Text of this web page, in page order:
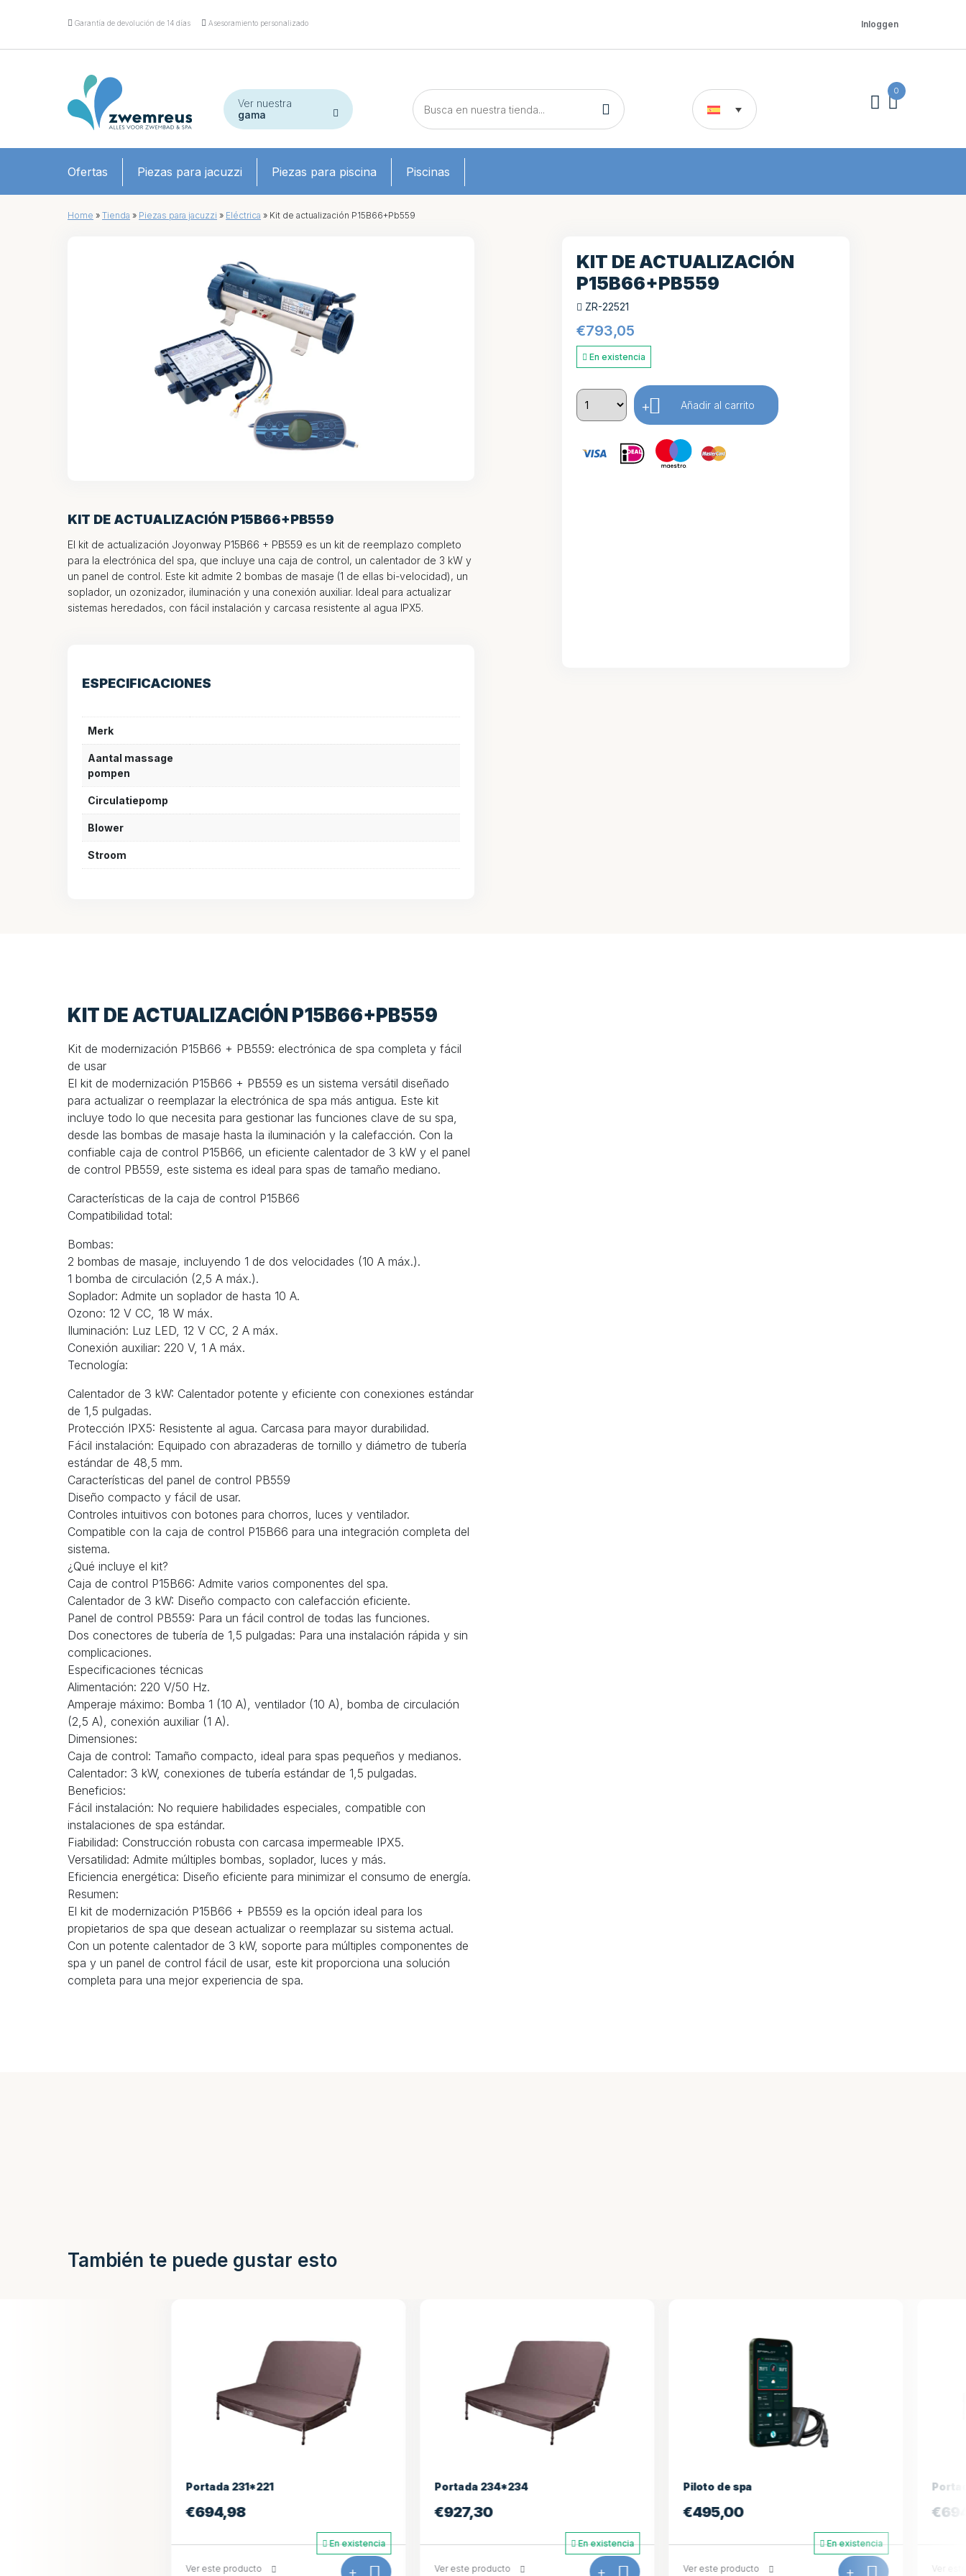
Garantía de devolución de 14 días Asesoramiento personalizado Inloggen
Ver nuestra
gama
0
Ofertas Piezas para jacuzzi Piezas para piscina Piscinas
Home » Tienda » Piezas para jacuzzi » Eléctrica » Kit de actualización P15B66+Pb559
KIT DE ACTUALIZACIÓN P15B66+PB559
El kit de actualización Joyonway P15B66 + PB559 es un kit de reemplazo completo
para la electrónica del spa, que incluye una caja de control, un calentador de 3 kW y
un panel de control. Este kit admite 2 bombas de masaje (1 de ellas bi-velocidad), un
soplador, un ozonizador, iluminación y una conexión auxiliar. Ideal para actualizar
sistemas heredados, con fácil instalación y carcasa resistente al agua IPX5.
ESPECIFICACIONES
Merk
Aantal massage
pompen
Circulatiepomp
Blower
Stroom
KIT DE ACTUALIZACIÓN
P15B66+PB559
ZR-22521
€793,05
En existencia
+ Añadir al carrito
KIT DE ACTUALIZACIÓN P15B66+PB559
Kit de modernización P15B66 + PB559: electrónica de spa completa y fácil
de usar
El kit de modernización P15B66 + PB559 es un sistema versátil diseñado
para actualizar o reemplazar la electrónica de spa más antigua. Este kit
incluye todo lo que necesita para gestionar las funciones clave de su spa,
desde las bombas de masaje hasta la iluminación y la calefacción. Con la
confiable caja de control P15B66, un eficiente calentador de 3 kW y el panel
de control PB559, este sistema es ideal para spas de tamaño mediano.
Características de la caja de control P15B66
Compatibilidad total:
Bombas:
2 bombas de masaje, incluyendo 1 de dos velocidades (10 A máx.).
1 bomba de circulación (2,5 A máx.).
Soplador: Admite un soplador de hasta 10 A.
Ozono: 12 V CC, 18 W máx.
Iluminación: Luz LED, 12 V CC, 2 A máx.
Conexión auxiliar: 220 V, 1 A máx.
Tecnología:
Calentador de 3 kW: Calentador potente y eficiente con conexiones estándar
de 1,5 pulgadas.
Protección IPX5: Resistente al agua. Carcasa para mayor durabilidad.
Fácil instalación: Equipado con abrazaderas de tornillo y diámetro de tubería
estándar de 48,5 mm.
Características del panel de control PB559
Diseño compacto y fácil de usar.
Controles intuitivos con botones para chorros, luces y ventilador.
Compatible con la caja de control P15B66 para una integración completa del
sistema.
¿Qué incluye el kit?
Caja de control P15B66: Admite varios componentes del spa.
Calentador de 3 kW: Diseño compacto con calefacción eficiente.
Panel de control PB559: Para un fácil control de todas las funciones.
Dos conectores de tubería de 1,5 pulgadas: Para una instalación rápida y sin
complicaciones.
Especificaciones técnicas
Alimentación: 220 V/50 Hz.
Amperaje máximo: Bomba 1 (10 A), ventilador (10 A), bomba de circulación
(2,5 A), conexión auxiliar (1 A).
Dimensiones:
Caja de control: Tamaño compacto, ideal para spas pequeños y medianos.
Calentador: 3 kW, conexiones de tubería estándar de 1,5 pulgadas.
Beneficios:
Fácil instalación: No requiere habilidades especiales, compatible con
instalaciones de spa estándar.
Fiabilidad: Construcción robusta con carcasa impermeable IPX5.
Versatilidad: Admite múltiples bombas, soplador, luces y más.
Eficiencia energética: Diseño eficiente para minimizar el consumo de energía.
Resumen:
El kit de modernización P15B66 + PB559 es la opción ideal para los
propietarios de spa que desean actualizar o reemplazar su sistema actual.
Con un potente calentador de 3 kW, soporte para múltiples componentes de
spa y un panel de control fácil de usar, este kit proporciona una solución
completa para una mejor experiencia de spa.
También te puede gustar esto
Ver este producto
En existencia
+
Portada 234*234
En existencia
Ver este producto +
Piloto de spa
En existencia
Ver este producto +